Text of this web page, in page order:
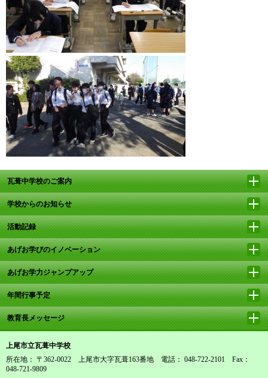
瓦葺中学校のご案内
学校からのお知らせ
活動記録
あげお学びのイノベーション
あげお学力ジャンプアップ
年間行事予定
教育長メッセージ
上尾市立瓦葺中学校
所在地： 〒362-0022 上尾市大字瓦葺163番地 電話： 048-722-2101 Fax：
048-721-9809